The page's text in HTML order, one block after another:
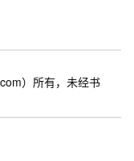
）所有，未经书